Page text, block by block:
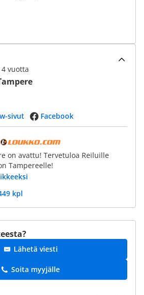
vuotta
sivut Facebook
on avattu! Tervetuloa Reiluille
Tampereelle!
kpl
Lähetä viesti
Soita myyjälle